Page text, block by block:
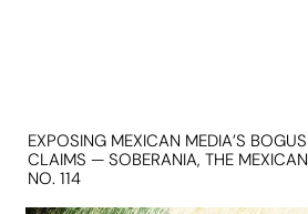
EXPOSING MEXICAN MEDIA’S
CLAIMS — SOBERANIA, THE
NO. 114